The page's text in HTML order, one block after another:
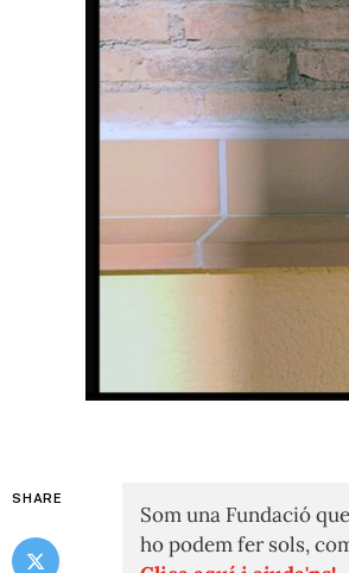
SHARE
Som una Fundació
ho podem fer sols,